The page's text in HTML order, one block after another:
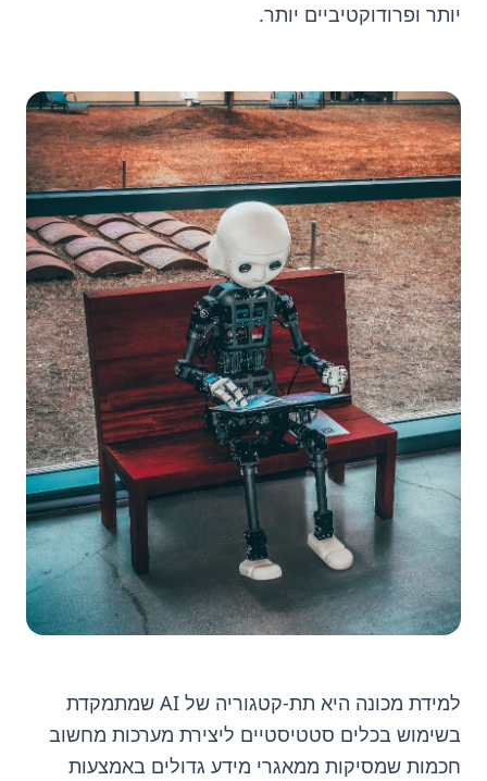
יותר ופרודוקטיביים יותר.
למידת מכונה היא תת-קטגוריה של AI שמתמקדת
בשימוש בכלים סטטיסטיים ליצירת מערכות מחשוב
חכמות שמסיקות ממאגרי מידע גדולים באמצעות